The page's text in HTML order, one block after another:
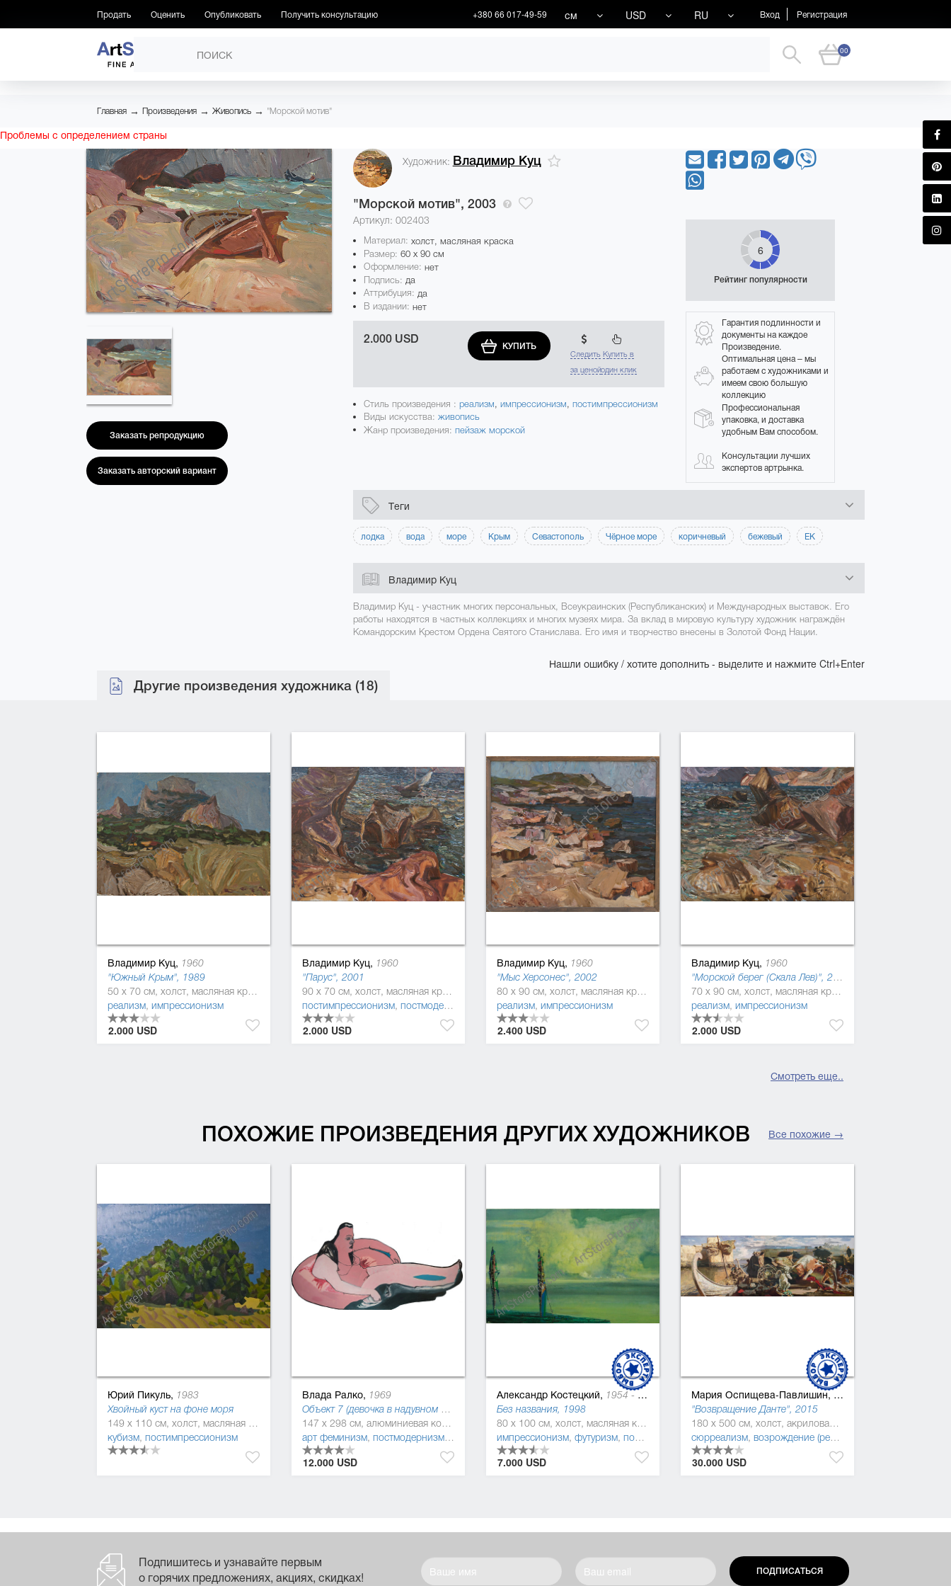
Продать Оценить Опубликовать Получить консультацию Вход Регистрация
+380 66 017-49-59 см USD RU
00
ПРОИЗВЕДЕНИЯ
Главная → Произведения → Живопись → "Морской мотив"
Проблемы с определением страны
Заказать репродукцию
Заказать авторский вариант
Художник: Владимир Куц
"Морской мотив", 2003
Артикул: 002403
Материал: холст, масляная краска
Размер: 60 x 90 см
Оформление: нет
Подпись: да
Аттрибуция: да
В издании: нет
2.000 USD
КУПИТЬ
Следить
за ценой
Купить в
один клик
Стиль произведения : реализм, импрессионизм, постимпрессионизм
Виды искусства: живопись
Жанр произведения: пейзаж морской
6
Рейтинг популярности
Гарантия подлинности и
документы на каждое
Произведение.
Оптимальная цена – мы
работаем с художниками и
имеем свою большую
коллекцию
Профессиональная
упаковка, и доставка
удобным Вам способом.
Консультации лучших
экспертов артрынка.
Теги
лодка вода море Крым Севастополь Чёрное море коричневый бежевый ЕК
Владимир Куц
Владимир Куц - участник многих персональных, Всеукраинских (Республиканских) и Международных выставок. Его
работы находятся в частных коллекциях и многих музеях мира. За вклад в мировую культуру художник награждён
Командорским Крестом Ордена Святого Станислава. Его имя и творчество внесены в Золотой Фонд Нации.
Нашли ошибку / хотите дополнить - выделите и нажмите Ctrl+Enter
Другие произведения художника (18)
Владимир Куц, 1960
"Южный Крым", 1989
50 x 70 см, холст, масляная краска
реализм, импрессионизм
2.000 USD
Владимир Куц, 1960
"Парус", 2001
90 x 70 см, холст, масляная краска
постимпрессионизм, постмодернизм импрессионизм
2.000 USD
Владимир Куц, 1960
"Мыс Херсонес", 2002
80 x 90 см, холст, масляная краска
реализм, импрессионизм
2.400 USD
Владимир Куц, 1960
"Морской берег (Скала Лев)", 2001
70 x 90 см, холст, масляная краска
реализм, импрессионизм
2.000 USD
Смотреть еще..
ПОХОЖИЕ ПРОИЗВЕДЕНИЯ ДРУГИХ ХУДОЖНИКОВ Все похожие →
Юрий Пикуль, 1983
Хвойный куст на фоне моря
149 x 110 см, холст, масляная краска
кубизм, постимпрессионизм
Влада Ралко, 1969
Объект 7 (девочка в надувном круге) (Object), 2010
147 x 298 см, алюминиевая композитная панель, алюминиевый полимер, масляная краска
арт феминизм, постмодернизм,фигуратив
12.000 USD
Александр Костецкий, 1954 - 2010
Без названия, 1998
80 x 100 см, холст, масляная краска
импрессионизм, футуризм, постмодернизм
7.000 USD
Мария Оспищева-Павлишин, 1994
"Возвращение Данте", 2015
180 x 500 см, холст, акриловая краска, масляная краска
сюрреализм, возрождение (ренессанс)
30.000 USD
Подпишитесь и узнавайте первым
о горячих предложениях, акциях, скидках!
ПОДПИСАТЬСЯ